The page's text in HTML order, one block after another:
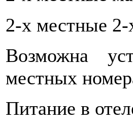
2-х местные
Возможна
местных
Питание в